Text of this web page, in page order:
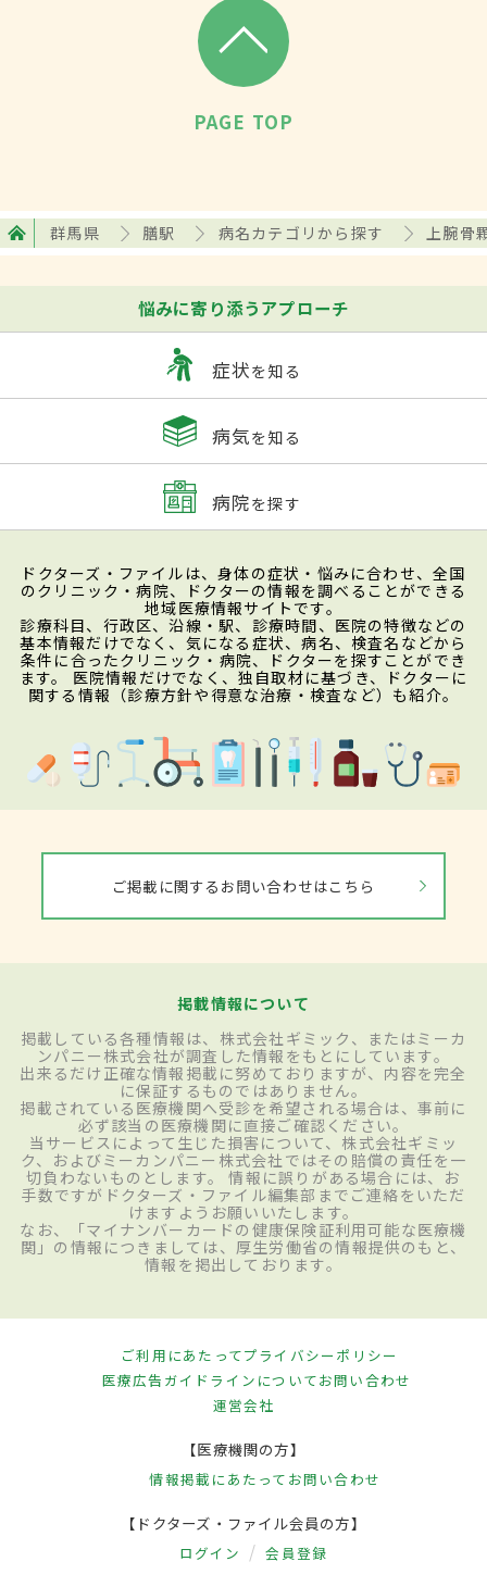
PAGE TOP
群馬県 膳駅 病名カテゴリから探す 上腕骨
悩みに寄り添うアプローチ
症状を知る
病気を知る
病院を探す
ドクターズ・ファイルは、身体の症状・悩みに合わせ、全国
のクリニック・病院、ドクターの情報を調べることができる
地域医療情報サイトです。
診療科目、行政区、沿線・駅、診療時間、医院の特徴などの
基本情報だけでなく、気になる症状、病名、検査名などから
条件に合ったクリニック・病院、ドクターを探すことができ
ます。 医院情報だけでなく、独自取材に基づき、ドクターに
関する情報（診療方針や得意な治療・検査など）も紹介。
ご掲載に関するお問い合わせはこちら
掲載情報について
掲載している各種情報は、株式会社ギミック、またはミーカ
ンパニー株式会社が調査した情報をもとにしています。
出来るだけ正確な情報掲載に努めておりますが、内容を完全
に保証するものではありません。
掲載されている医療機関へ受診を希望される場合は、事前に
必ず該当の医療機関に直接ご確認ください。
当サービスによって生じた損害について、株式会社ギミッ
ク、およびミーカンパニー株式会社ではその賠償の責任を一
切負わないものとします。 情報に誤りがある場合には、お
手数ですがドクターズ・ファイル編集部までご連絡をいただ
けますようお願いいたします。
なお、「マイナンバーカードの健康保険証利用可能な医療機
関」の情報につきましては、厚生労働省の情報提供のもと、
情報を掲出しております。
ご利用にあたってプライバシーポリシー
医療広告ガイドラインについてお問い合わせ
運営会社
【医療機関の方】
情報掲載にあたって お問い合わせ
【ドクターズ・ファイル会員の方】
ログイン 会員登録